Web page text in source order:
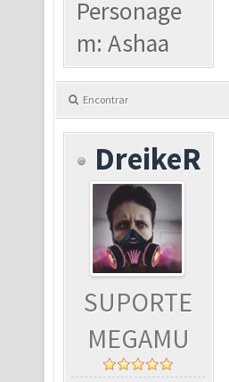
Personage
m: Ashaa
Encontrar
DreikeR
SUPORTE
MEGAMU